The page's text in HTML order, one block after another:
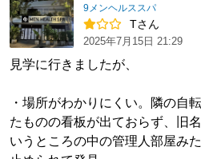
9メンヘルススパ
Tさん
2025年7月15日 21:29
見学に行きましたが、
・場所がわかりにくい。隣の自
たものの看板が出ておらず、旧
いうところの中の管理人部屋み